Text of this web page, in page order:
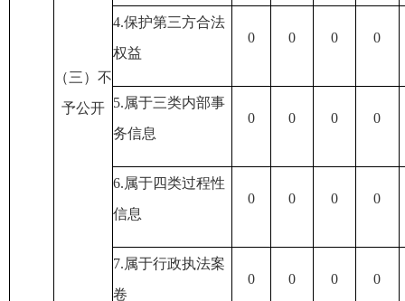
（三）不
予公开
4.保护第三方合法
权益
0 0 0 0
5.属于三类内部事
务信息
0 0 0 0
6.属于四类过程性
信息
0 0 0 0
7.属于行政执法案
卷
0 0 0 0